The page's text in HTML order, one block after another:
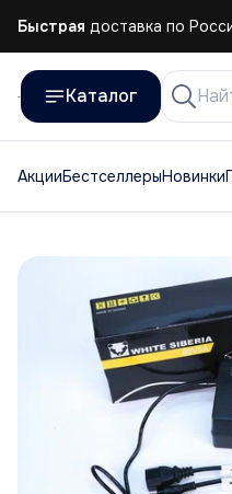
Быстрая доставка по
Каталог
АкцииБестселлерыНовинки